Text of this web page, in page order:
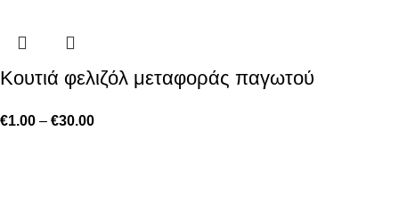
Kουτιά φελιζόλ μεταφοράς παγωτού
€1.00 – €30.00